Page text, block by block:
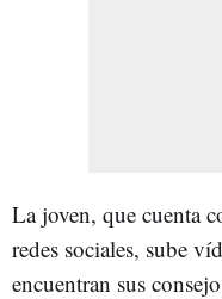
La joven, que cuenta
redes sociales, sube
encuentran sus